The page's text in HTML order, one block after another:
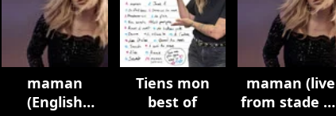
maman
(English
Tiens mon
best of
maman (live
from stade de